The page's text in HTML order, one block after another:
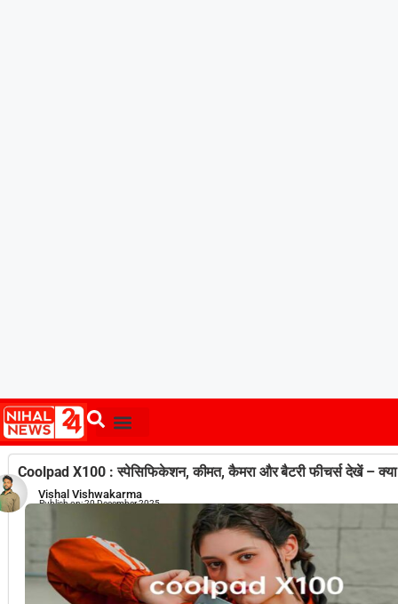
Coolpad X100 : स्पेसिफिकेशन, कीमत, कैमरा और बैटरी फीचर्स देखें –
Vishal Vishwakarma
Publish on:20 December 2025